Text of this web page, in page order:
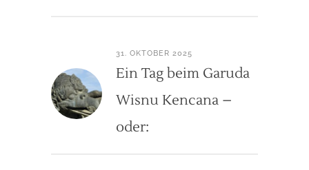
31. OKTOBER 2025
Ein Tag beim Garuda
Wisnu Kencana –
oder: